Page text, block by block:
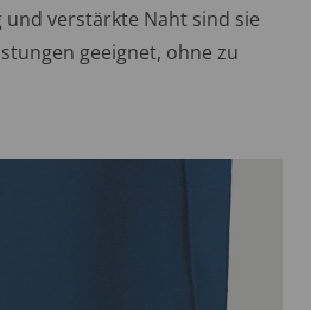
verstärkte Naht sind sie
geeignet, ohne zu